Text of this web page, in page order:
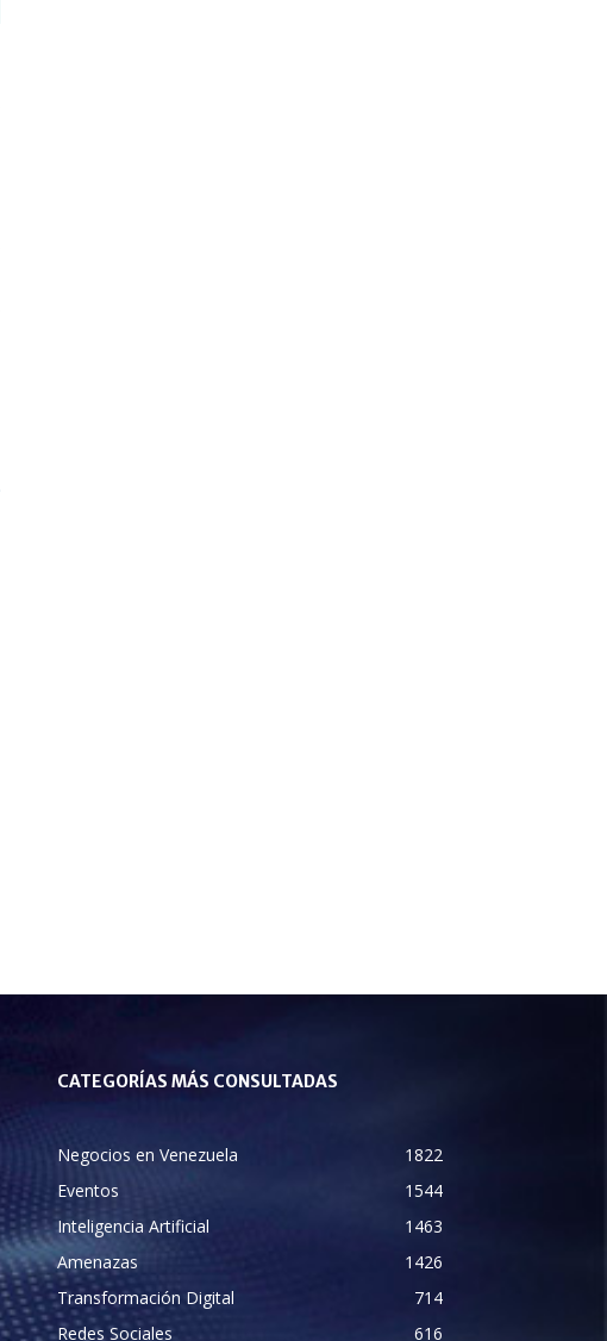
CATEGORÍAS MÁS CONSULTADAS
Negocios en Venezuela
1822
Eventos
1544
Inteligencia Artificial
1463
Amenazas
1426
Transformación Digital
714
Redes Sociales
616